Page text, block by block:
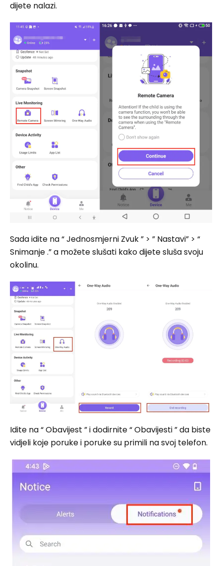
dijete nalazi.
Sada idite na “ Jednosmjerni Zvuk ” > ” Nastavi” > “
Snimanje .” a možete slušati kako dijete sluša svoju
okolinu.
Idite na “ Obavijest ” i dodirnite “ Obavijesti ” da biste
vidjeli koje poruke i poruke su primili na svoj telefon.